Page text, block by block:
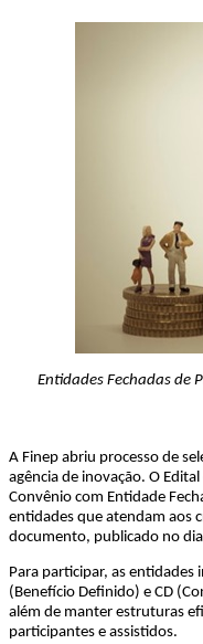
Entidades Fechadas de
A Finep abriu processo de
agência de inovação. O
Convênio com Entidade
entidades que atendam aos
documento, publicado no
Para participar, as entidades
(Benefício Definido) e CD
além de manter estruturas
participantes e assistidos.